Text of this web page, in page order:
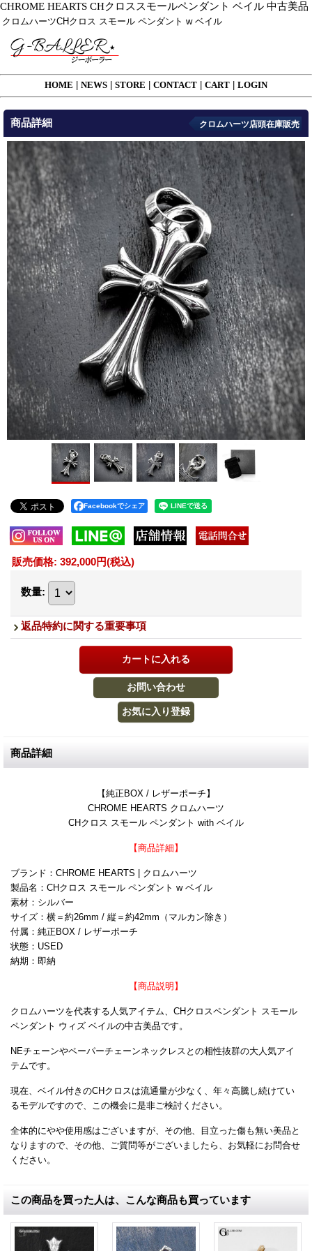
CHROME HEARTS CHクロススモールペンダント ベイル 中古美品
クロムハーツCHクロス スモール ペンダント w ベイル
HOME NEWS STORE CONTACT CART LOGIN
商品詳細 クロムハーツ店頭在庫販売
Facebookでシェア
販売価格: 392,000円(税込)
数量:
返品特約に関する重要事項
商品詳細
【純正BOX / レザーポーチ】
CHROME HEARTS クロムハーツ
CHクロス スモール ペンダント with ベイル
【商品詳細】
ブランド：CHROME HEARTS | クロムハーツ
製品名：CHクロス スモール ペンダント w ベイル
素材：シルバー
サイズ：横＝約26mm / 縦＝約42mm（マルカン除き）
付属：純正BOX / レザーポーチ
状態：USED
納期：即納
【商品説明】
クロムハーツを代表する人気アイテム、CHクロスペンダント スモール
ペンダント ウィズ ベイルの中古美品です。
NEチェーンやペーパーチェーンネックレスとの相性抜群の大人気アイ
テムです。
現在、ベイル付きのCHクロスは流通量が少なく、年々高騰し続けてい
るモデルですので、この機会に是非ご検討ください。
全体的にやや使用感はございますが、その他、目立った傷も無い美品と
なりますので、その他、ご質問等がございましたら、お気軽にお問合せ
ください。
この商品を買った人は、こんな商品も買っています